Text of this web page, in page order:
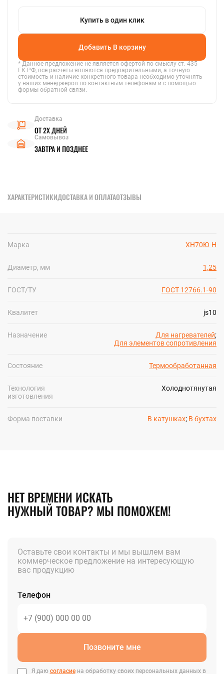
Купить в один клик
Добавить В корзину
* Данное предложение не является офертой по смыслу ст. 435
ГК РФ, все расчеты являются предварительными, а точную
стоимость и наличие конкретного товара необходимо уточнять
у наших менеджеров по контактным телефонам и с помощью
формы обратной связи.
Доставка
ОТ 2Х ДНЕЙ
Самовывоз
ЗАВТРА И ПОЗДНЕЕ
ХАРАКТЕРИСТИКИДОСТАВКА И ОПЛАТАОТЗЫВЫ
Марка ХН70Ю-Н
Диаметр, мм 1,25
ГОСТ/ТУ ГОСТ 12766.1-90
Квалитет js10
Назначение Для нагревателей;
Для элементов сопротивления
Состояние Термообработанная
Технология
изготовления
Холоднотянутая
Форма поставки В катушках; В бухтах
НЕТ ВРЕМЕНИ ИСКАТЬ
НУЖНЫЙ ТОВАР? МЫ ПОМОЖЕМ!
Оставьте свои контакты и мы вышлем вам
коммерческое предложение на интересующую
вас продукцию
Телефон
Позвоните мне
Я даю согласиена обработку своих персональных данных в